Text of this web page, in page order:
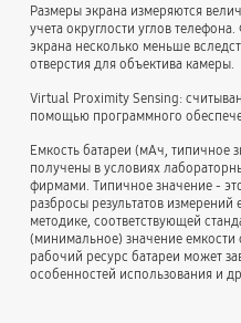
Размеры экрана измеряются
учета округлости углов
экрана несколько меньше
отверстия для объектива камеры.
Virtual Proximity Sensing:
помощью программного
Емкость батареи (мАч, типичное
получены в условиях
фирмами. Типичное значение -
разбросы результатов
методике, соответствующей
(минимальное) значение емкости
рабочий ресурс батареи может
особенностей использования и